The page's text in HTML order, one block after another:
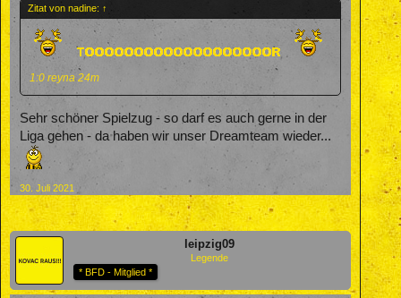
Zitat von nadine: ↑
1:0 reyna 24m
Sehr schöner Spielzug - so darf es auch gerne in der
Liga gehen - da haben wir unser Dreamteam wieder...
30. Juli 2021
leipzig09
Legende
* BFD - Mitglied *